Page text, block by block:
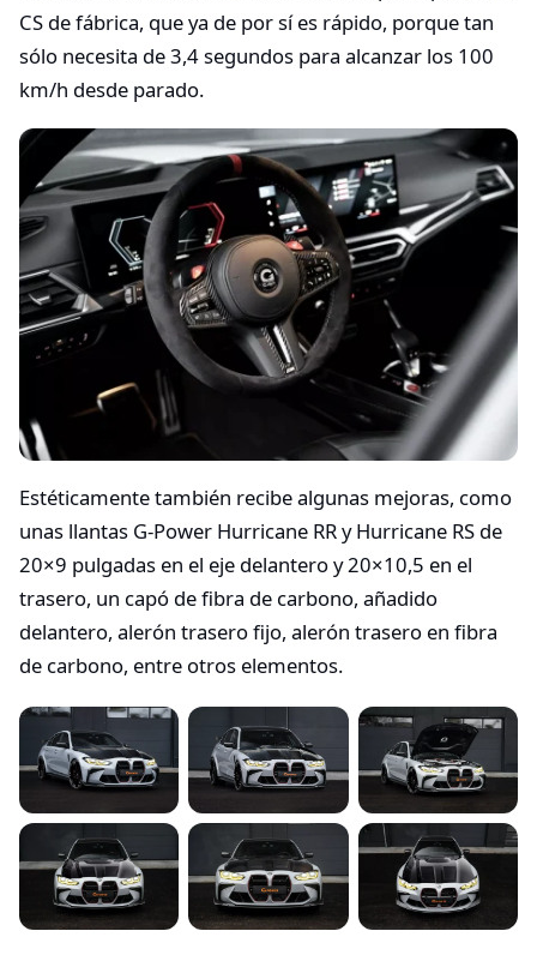
CS de fábrica, que ya de por sí es rápido, porque tan
sólo necesita de 3,4 segundos para alcanzar los 100
km/h desde parado.
Estéticamente también recibe algunas mejoras, como
unas llantas G-Power Hurricane RR y Hurricane RS de
20×9 pulgadas en el eje delantero y 20×10,5 en el
trasero, un capó de fibra de carbono, añadido
delantero, alerón trasero fijo, alerón trasero en fibra
de carbono, entre otros elementos.